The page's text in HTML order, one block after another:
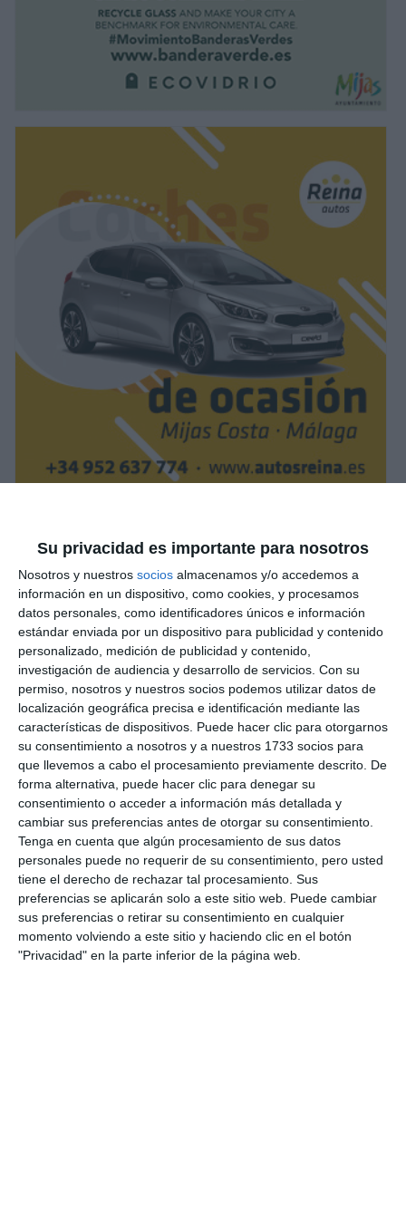
Su privacidad es importante para nosotros
Nosotros y nuestros socios almacenamos y/o accedemos a
información en un dispositivo, como cookies, y procesamos
datos personales, como identificadores únicos e información
estándar enviada por un dispositivo para publicidad y contenido
personalizado, medición de publicidad y contenido,
investigación de audiencia y desarrollo de servicios. Con su
permiso, nosotros y nuestros socios podemos utilizar datos de
localización geográfica precisa e identificación mediante las
características de dispositivos. Puede hacer clic para otorgarnos
su consentimiento a nosotros y a nuestros 1733 socios para
que llevemos a cabo el procesamiento previamente descrito. De
forma alternativa, puede hacer clic para denegar su
consentimiento o acceder a información más detallada y
cambiar sus preferencias antes de otorgar su consentimiento.
Tenga en cuenta que algún procesamiento de sus datos
personales puede no requerir de su consentimiento, pero usted
tiene el derecho de rechazar tal procesamiento. Sus
preferencias se aplicarán solo a este sitio web. Puede cambiar
sus preferencias o retirar su consentimiento en cualquier
momento volviendo a este sitio y haciendo clic en el botón
"Privacidad" en la parte inferior de la página web.